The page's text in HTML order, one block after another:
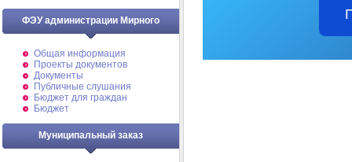
ФЭУ администрации Мирного
Общая информация
Проекты документов
Документы
Публичные слушания
Бюджет для граждан
Бюджет
Муниципальный заказ